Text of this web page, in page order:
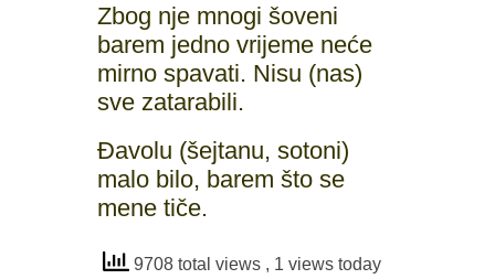
Zbog nje mnogi šoveni
barem jedno vrijeme neće
mirno spavati. Nisu (nas)
sve zatarabili.
Đavolu (šejtanu, sotoni)
malo bilo, barem što se
mene tiče.
9708 total views , 1 views today